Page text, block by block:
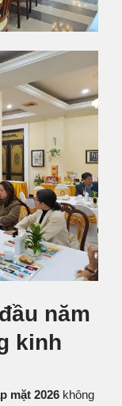
năm
kinh
mặt 2026 không